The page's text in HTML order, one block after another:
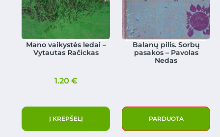
Mano vaikystės ledai –
Vytautas Račickas
1.20 €
Į KREPŠELĮ
Balanų pilis. Sorbų
pasakos – Pavolas
Nedas
PARDUOTA